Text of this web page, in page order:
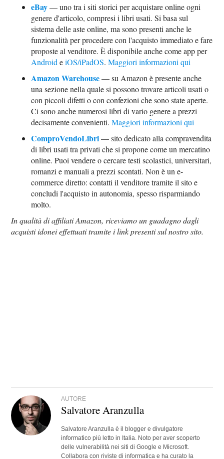
eBay— uno tra i siti storici per acquistare online ogni
genere d'articolo, compresi i libri usati. Si basa sul
sistema delle aste online, ma sono presenti anche le
funzionalità per procedere con l'acquisto immediato e fare
proposte al venditore. È disponibile anche come app per
Android eiOS/iPadOS.Maggiori informazioni qui
Amazon Warehouse— su Amazon è presente anche
una sezione nella quale si possono trovare articoli usati o
con piccoli difetti o con confezioni che sono state aperte.
Ci sono anche numerosi libri di vario genere a prezzi
decisamente convenienti.Maggiori informazioni qui
ComproVendoLibri— sito dedicato alla compravendita
di libri usati tra privati che si propone come un mercatino
online. Puoi vendere o cercare testi scolastici, universitari,
romanzi e manuali a prezzi scontati. Non è un e-
commerce diretto: contatti il venditore tramite il sito e
concludi l'acquisto in autonomia, spesso risparmiando
molto.
In qualità di affiliati Amazon, riceviamo un guadagno dagli
acquisti idonei effettuati tramite i link presenti sul nostro sito.
AUTORE
Salvatore Aranzulla
Salvatore Aranzulla è il blogger e divulgatore
informatico più letto in Italia. Noto per aver scoperto
delle vulnerabilità nei siti di Google e Microsoft.
Collabora con riviste di informatica e ha curato la